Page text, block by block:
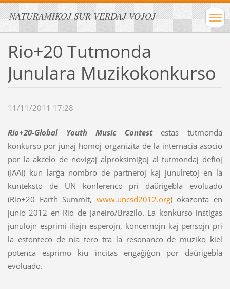
NATURAMIKOJ SUR VERDAJ VOJOJ
Rio+20 Tutmonda
Junulara Muzikokonkurso
11/11/2011 17:28
Rio+20-Global Youth Music Contestestas tutmonda
konkurso por junaj homoj organizita de la internacia asocio
por la akcelo de novigaj alproksimiĝoj al tutmondaj defioj
(IAAI) kun larĝa nombro de partneroj kaj junulretoj en la
kunteksto de UN konferenco pri daŭrigebla evoluado
(Rio+20 Earth Summit, www.uncsd2012.org) okazonta en
junio 2012 en Rio de Janeiro/Brazilo. La konkurso instigas
junulojn esprimi iliajn esperojn, koncernojn kaj pensojn pri
la estonteco de nia tero tra la resonanco de muziko kiel
potenca esprimo kiu incitas engaĝiĝon por daŭrigebla
evoluado.